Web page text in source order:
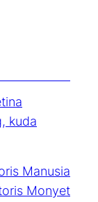
kuda
Manusia
Monyet